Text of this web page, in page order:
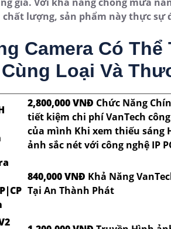
lượng, sản phẩm này thực sự
Camera Có
Loại Và
2,800,000 VNĐ Chức Năng
tiết kiệm chi phí VanTech
của mình Khi xem thiếu sáng
ảnh sắc nét với công nghệ IP
840,000 VNĐ Khả Năng
Tại An Thành Phát